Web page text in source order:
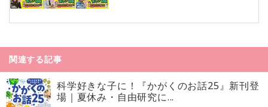
関連する記事
科学好きな子に！『かがくのお話25』新刊登
場｜夏休み・自由研究に...